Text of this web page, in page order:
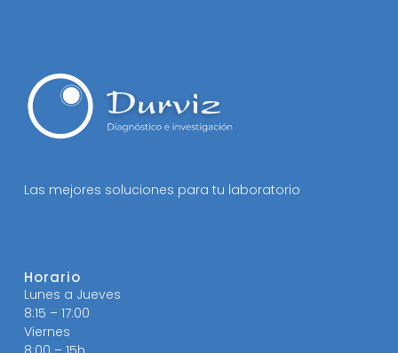
Las mejores soluciones para tu laboratorio
Horario
Lunes a Jueves
8:15 – 17:00
Viernes